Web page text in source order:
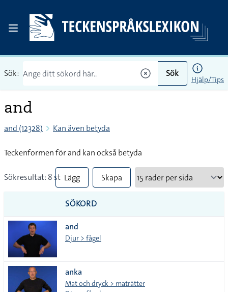
Sök: Sök
Hjälp/Tips
and
and (12328) Kan även betyda
Teckenformen för and kan också betyda
Sökresultat: 8 st Lägg
till
alla i
lista
Skapa
SÖKORD
and
Djur > fågel
anka
Mat och dryck > maträtter